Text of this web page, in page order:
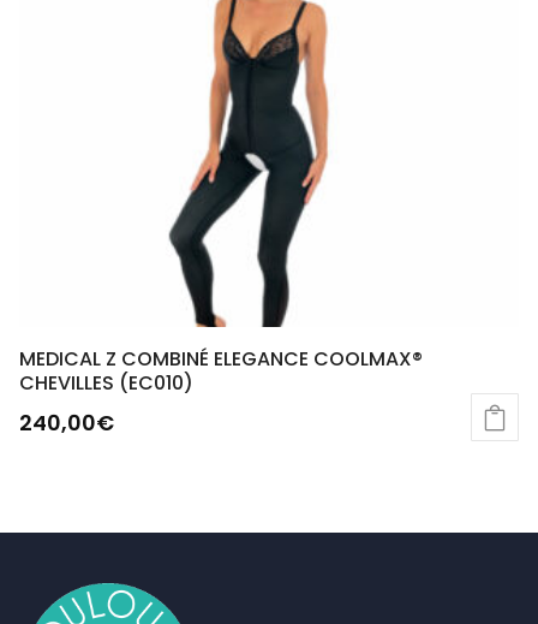
MEDICAL Z COMBINÉ ELEGANCE COOLMAX®
CHEVILLES (EC010)
240,00€
plusieurs
options